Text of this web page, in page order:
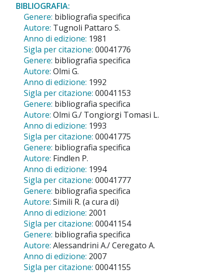
BIBLIOGRAFIA:
Genere: bibliografia specifica
Autore: Tugnoli Pattaro S.
Anno di edizione: 1981
Sigla per citazione: 00041776
Genere: bibliografia specifica
Autore: Olmi G.
Anno di edizione: 1992
Sigla per citazione: 00041153
Genere: bibliografia specifica
Autore: Olmi G./ Tongiorgi Tomasi L.
Anno di edizione: 1993
Sigla per citazione: 00041775
Genere: bibliografia specifica
Autore: Findlen P.
Anno di edizione: 1994
Sigla per citazione: 00041777
Genere: bibliografia specifica
Autore: Simili R. (a cura di)
Anno di edizione: 2001
Sigla per citazione: 00041154
Genere: bibliografia specifica
Autore: Alessandrini A./ Ceregato A.
Anno di edizione: 2007
Sigla per citazione: 00041155